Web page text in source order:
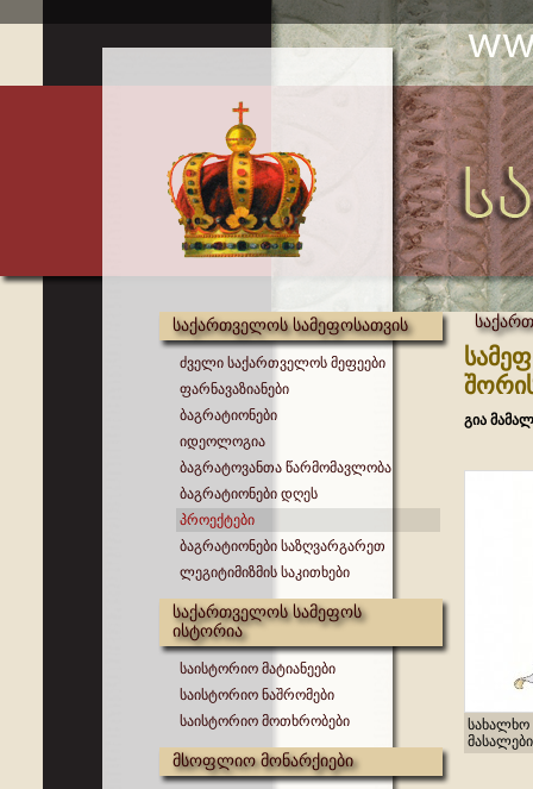
საქართველოს სამეფოსათვის
ძველი საქართველოს მეფეები
ფარნავაზიანები
ბაგრატიონები
იდეოლოგია
ბაგრატოვანთა წარმომავლობა
ბაგრატიონები დღეს
პროექტები
ბაგრატიონები საზღვარგარეთ
ლეგიტიმიზმის საკითხები
საქართველოს სამეფოს
ისტორია
საისტორიო მატიანეები
საისტორიო ნაშრომები
საისტორიო მოთხრობები
მსოფლიო მონარქიები
გია
სახალხო